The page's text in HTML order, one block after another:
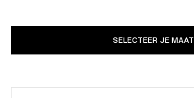
SELECTEER JE MAAT